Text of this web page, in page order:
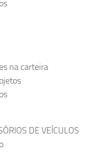
na carteira
DE VEÍCULOS